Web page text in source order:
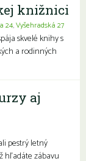
knižnici
24,Vyšehradská 27
skvelé knihy s
a rodinných
aj
pestrý letný
hľadáte zábavu